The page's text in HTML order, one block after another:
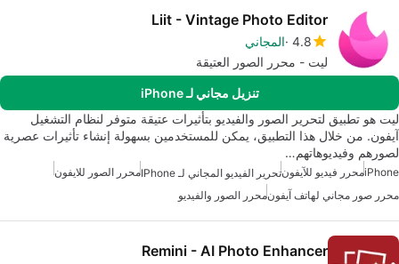
Liit - Vintage Photo Editor
4.8 المجاني
ليت - محرر الصور العتيقة
تنزيل مجاني لـ iPhone
ليت هو تطبيق لتحرير الصور والفيديو بتأثيرات عتيقة متوفر لنظام التشغيل
آيفون. من خلال هذا التطبيق، يمكن للمستخدمين بسهولة إنشاء تأثيرات عصرية
لصورهم وفيديوهاتهم…
iPhoneمحرر فيديو للآيفونتحرير الفيديو المجاني لـ IPhone
محرر الصور للايفون
محرر صور مجاني لهاتف آيفونمحرر الصور والفيديو
Remini - AI Photo Enhancer